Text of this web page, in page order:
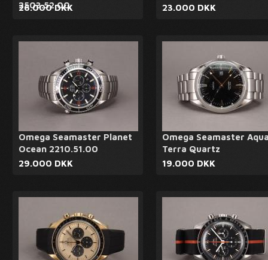
2503.52.00
26.000 DKK 23.000 DKK
Omega Seamaster Planet
Ocean 2210.51.00
29.000 DKK
Omega Seamaster
Terra Quartz
19.000 DKK